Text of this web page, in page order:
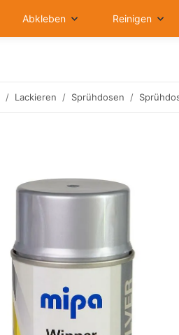
Abkleben Reinigen
Lackieren Sprühdosen